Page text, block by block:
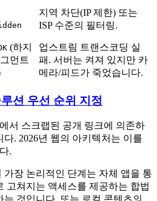
지역 차단(IP 제한) 또는
ISP 수준의 필터링.
(하지
먼트
업스트림 트랜스코딩 실
패. 서버는 켜져 있지만 카
메라/피드가 죽었습니다.
션 우선 순위 지정
서 스크랩된 공개 링크에 의존하
. 2026년 웹의 아키텍처는 이를
.
장 논리적인 단계는 자체 앱을 통
고쳐지는 액세스를 제공하는 합법